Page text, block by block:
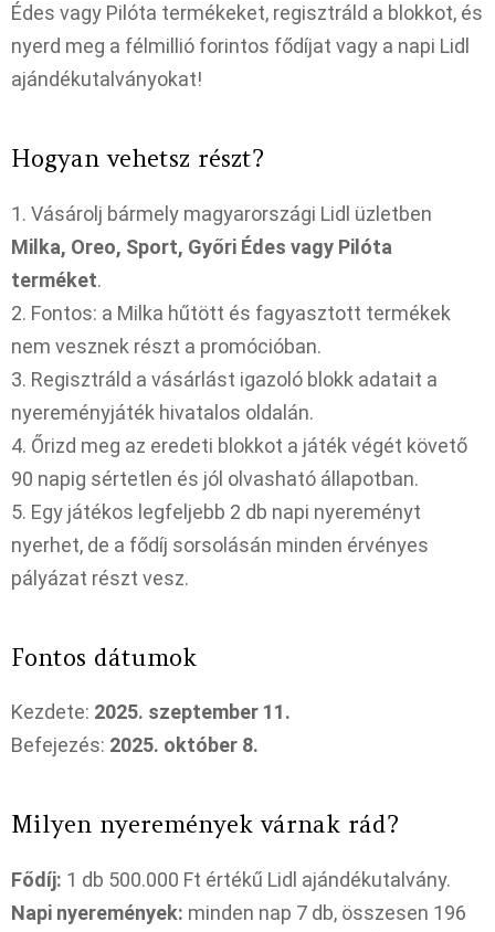
Édes vagy Pilóta termékeket, regisztráld a blokkot, és
nyerd meg a félmillió forintos fődíjat vagy a napi Lidl
ajándékutalványokat!
Hogyan vehetsz részt?
1. Vásárolj bármely magyarországi Lidl üzletben
Milka, Oreo, Sport, Győri Édes vagy Pilóta
terméket.
2. Fontos: a Milka hűtött és fagyasztott termékek
nem vesznek részt a promócióban.
3. Regisztráld a vásárlást igazoló blokk adatait a
nyereményjáték hivatalos oldalán.
4. Őrizd meg az eredeti blokkot a játék végét követő
90 napig sértetlen és jól olvasható állapotban.
5. Egy játékos legfeljebb 2 db napi nyereményt
nyerhet, de a fődíj sorsolásán minden érvényes
pályázat részt vesz.
Fontos dátumok
Kezdete: 2025. szeptember 11.
Befejezés: 2025. október 8.
Milyen nyeremények várnak rád?
Fődíj: 1 db 500.000 Ft értékű Lidl ajándékutalvány.
Napi nyeremények: minden nap 7 db, összesen 196